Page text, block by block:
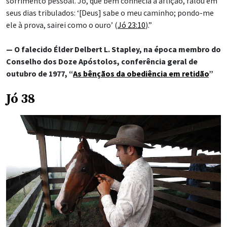
seus dias tribulados: ‘[Deus] sabe o meu caminho; pondo-me
ele à prova, sairei como o ouro’ (Jó 23:10).”
— O falecido Élder Delbert L. Stapley, na época membro do
Conselho dos Doze Apóstolos, conferência geral de
outubro de 1977, “As bênçãos da obediência em retidão”
Jó 38